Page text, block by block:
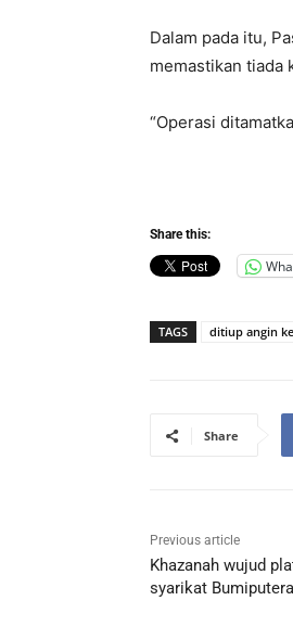
Dalam pada itu,
memastikan tiada
“Operasi
Share this:
TAGS ditiup angin
Share
Previous article
Khazanah wujud
syarikat Bumiputera